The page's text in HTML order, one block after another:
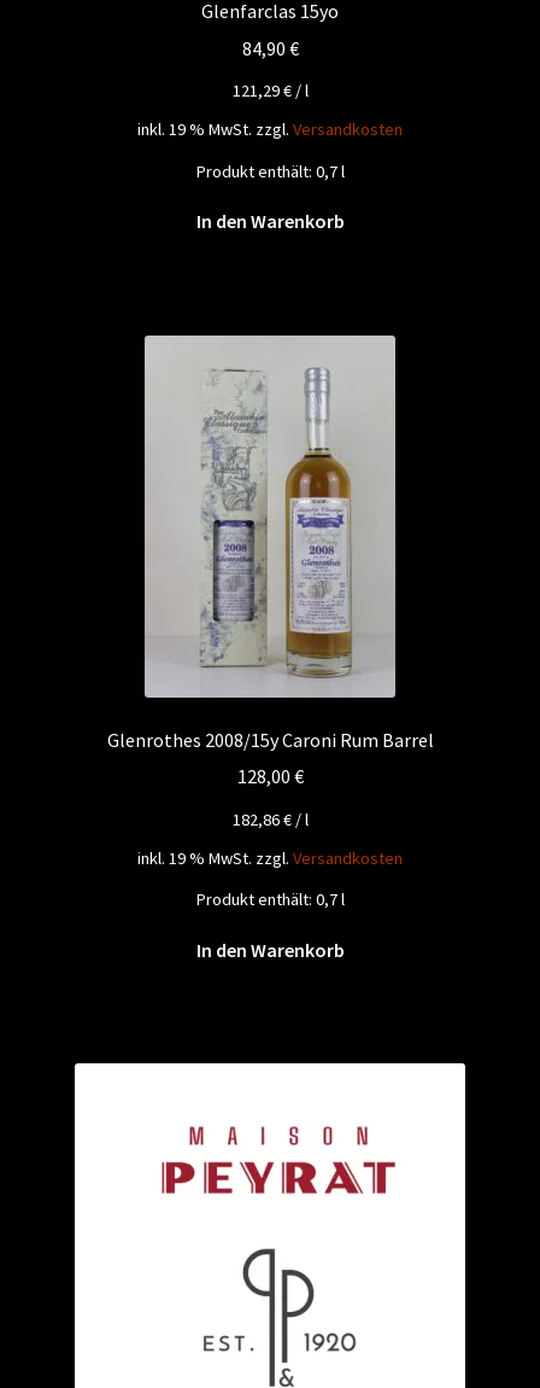
Glenfarclas 15yo
84,90 €
121,29€/l
inkl. 19 % MwSt. zzgl. Versandkosten
Produkt enthält: 0,7l
In den Warenkorb
Glenrothes 2008/15y Caroni Rum Barrel
128,00 €
182,86€/l
inkl. 19 % MwSt. zzgl. Versandkosten
Produkt enthält: 0,7l
In den Warenkorb